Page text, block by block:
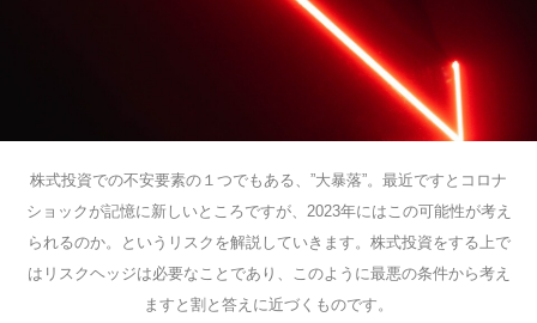
株式投資での不安要素の１つでもある、”大暴落”。最近ですとコロナ
ショックが記憶に新しいところですが、2023年にはこの可能性が考え
られるのか。というリスクを解説していきます。株式投資をする上で
はリスクヘッジは必要なことであり、このように最悪の条件から考え
ますと割と答えに近づくものです。